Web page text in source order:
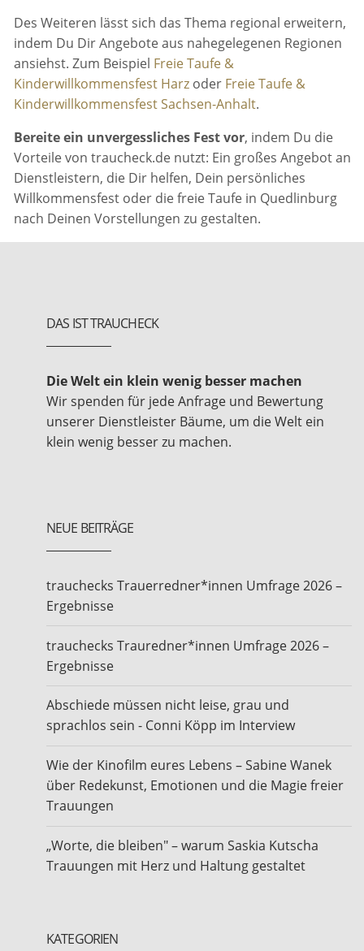
Des Weiteren lässt sich das Thema regional erweitern,
indem Du Dir Angebote aus nahegelegenen Regionen
ansiehst. Zum Beispiel Freie Taufe &
Kinderwillkommensfest Harz oder Freie Taufe &
Kinderwillkommensfest Sachsen-Anhalt.
Bereite ein unvergessliches Fest vor, indem Du die
Vorteile von traucheck.de nutzt: Ein großes Angebot an
Dienstleistern, die Dir helfen, Dein persönliches
Willkommensfest oder die freie Taufe in Quedlinburg
nach Deinen Vorstellungen zu gestalten.
DAS IST TRAUCHECK
Die Welt ein klein wenig besser machen
Wir spenden für jede Anfrage und Bewertung
unserer Dienstleister Bäume, um die Welt ein
klein wenig besser zu machen.
NEUE BEITRÄGE
trauchecks Trauerredner*innen Umfrage 2026 –
Ergebnisse
trauchecks Trauredner*innen Umfrage 2026 –
Ergebnisse
Abschiede müssen nicht leise, grau und
sprachlos sein - Conni Köpp im Interview
Wie der Kinofilm eures Lebens – Sabine Wanek
über Redekunst, Emotionen und die Magie freier
Trauungen
„Worte, die bleiben" – warum Saskia Kutscha
Trauungen mit Herz und Haltung gestaltet
KATEGORIEN